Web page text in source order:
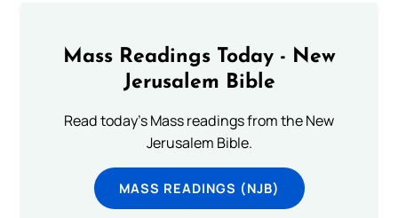
Mass Readings Today - New
Jerusalem Bible
Read today's Mass readings from the New
Jerusalem Bible.
MASS READINGS (NJB)